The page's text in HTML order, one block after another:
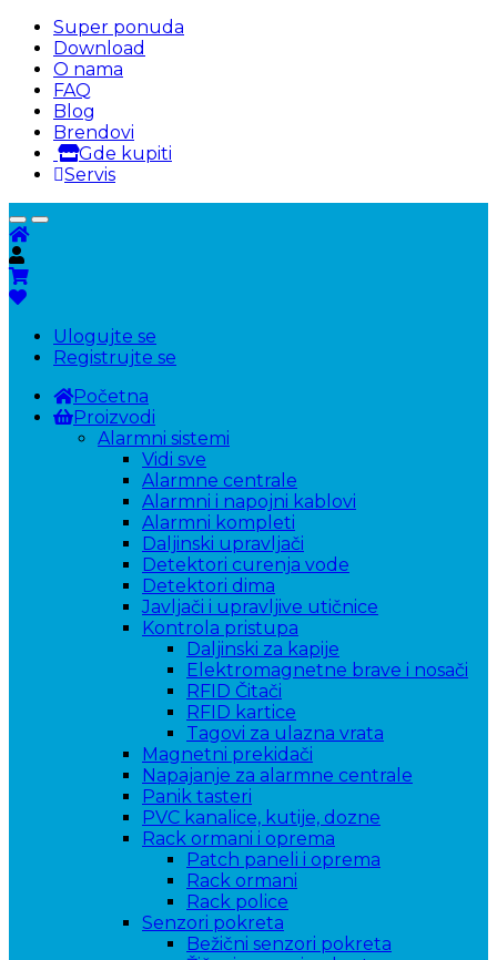
Super ponuda
Download
O nama
FAQ
Blog
Brendovi
Gde kupiti
Servis
Ulogujte se
Registrujte se
Početna
Proizvodi
Alarmni sistemi
Vidi sve
Alarmne centrale
Alarmni i napojni kablovi
Alarmni kompleti
Daljinski upravljači
Detektori curenja vode
Detektori dima
Javljači i upravljive utičnice
Kontrola pristupa
Daljinski za kapije
Elektromagnetne brave i nosači
RFID Čitači
RFID kartice
Tagovi za ulazna vrata
Magnetni prekidači
Napajanje za alarmne centrale
Panik tasteri
PVC kanalice, kutije, dozne
Rack ormani i oprema
Patch paneli i oprema
Rack ormani
Rack police
Senzori pokreta
Bežični senzori pokreta